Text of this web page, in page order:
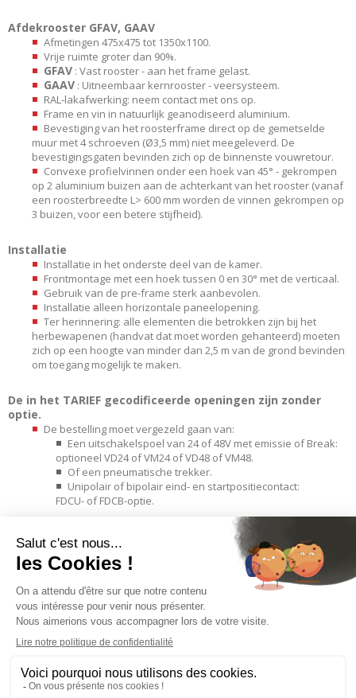
Afdekrooster GFAV, GAAV
Afmetingen 475x475 tot 1350x1100.
Vrije ruimte groter dan 90%.
GFAV : Vast rooster - aan het frame gelast.
GAAV : Uitneembaar kernrooster - veersysteem.
RAL-lakafwerking: neem contact met ons op.
Frame en vin in natuurlijk geanodiseerd aluminium.
Bevestiging van het roosterframe direct op de gemetselde
muur met 4 schroeven (Ø3,5 mm) niet meegeleverd. De
bevestigingsgaten bevinden zich op de binnenste vouwretour.
Convexe profielvinnen onder een hoek van 45° - gekrompen
op 2 aluminium buizen aan de achterkant van het rooster (vanaf
een roosterbreedte L> 600 mm worden de vinnen gekrompen op
3 buizen, voor een betere stijfheid).
Installatie
Installatie in het onderste deel van de kamer.
Frontmontage met een hoek tussen 0 en 30° met de verticaal.
Gebruik van de pre-frame sterk aanbevolen.
Installatie alleen horizontale paneelopening.
Ter herinnering: alle elementen die betrokken zijn bij het
herbewapenen (handvat dat moet worden gehanteerd) moeten
zich op een hoogte van minder dan 2,5 m van de grond bevinden
om toegang mogelijk te maken.
De in het TARIEF gecodificeerde openingen zijn zonder
optie.
De bestelling moet vergezeld gaan van:
Een uitschakelspoel van 24 of 48V met emissie of Break:
optioneel VD24 of VM24 of VD48 of VM48.
Of een pneumatische trekker.
Unipolair of bipolair eind- en startpositiecontact:
FDCU- of FDCB-optie.
PRODUCTEN
PROFESSIONELE WERKPLEK
DRUK OP